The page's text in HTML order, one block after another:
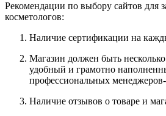
Рекомендации по выбору сайтов для
косметологов:
Наличие сертификации на
Магазин должен быть
удобный и грамотно
профессиональных менеджеров-
Наличие отзывов о товаре и